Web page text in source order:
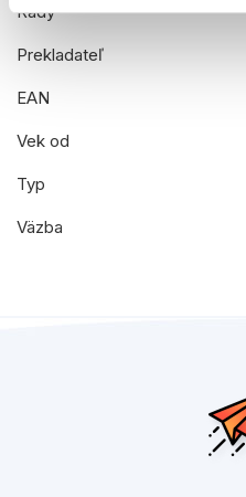
Rady
Prekladateľ
EAN
Vek od
Typ
Väzba